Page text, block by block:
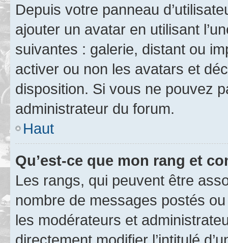
Depuis votre panneau
ajouter un avatar en utilisant
suivantes : galerie, distant ou
activer ou non les avatars et
disposition. Si vous ne pouvez
administrateur du forum.
Haut
Qu’est-ce que mon rang et
Les rangs, qui peuvent être
nombre de messages postés
les modérateurs et
directement modifier l’intitulé